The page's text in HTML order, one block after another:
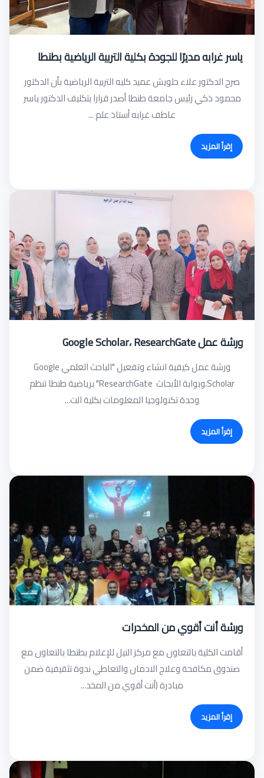
ياسر غرابه مديرًا للجودة بكلية التربية الرياضية بطنطا
صرح الدكتور علاء حلويش عميد كليه التربية الرياضية بأن الدكتور
محمود ذكي رئيس جامعة طنطا أصدر قرارا بتكليف الدكتور ياسر
عاطف غرابه أستاذ علم ...
إقرأ المزيد
ورشة عمل Google Scholar، ResearchGate
ورشة عمل كيفية انشاء وتفعيل "الباحث العلمي Google
Scholar،وبوابة الأبحاث ResearchGate" برياضية طنطا تنظم
وحدة تكنولوجيا المعلومات بكلية الت...
إقرأ المزيد
ورشة أنت أقوي من المخدرات
أقامت الكلية بالتعاون مع مركز النيل للإعلام بطنطا بالتعاون مع
صندوق مكافحة وعلاج الادمان والتعاطي ندوة تثقيفية ضمن
مبادرة (أنت أقوي من المخد...
إقرأ المزيد